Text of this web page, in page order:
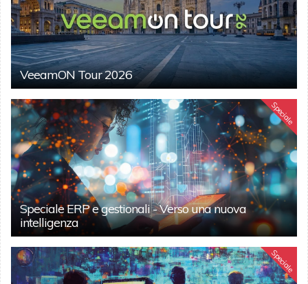
VeeamON Tour 2026
Speciale
Speciale ERP e gestionali - Verso una nuova
intelligenza
Speciale